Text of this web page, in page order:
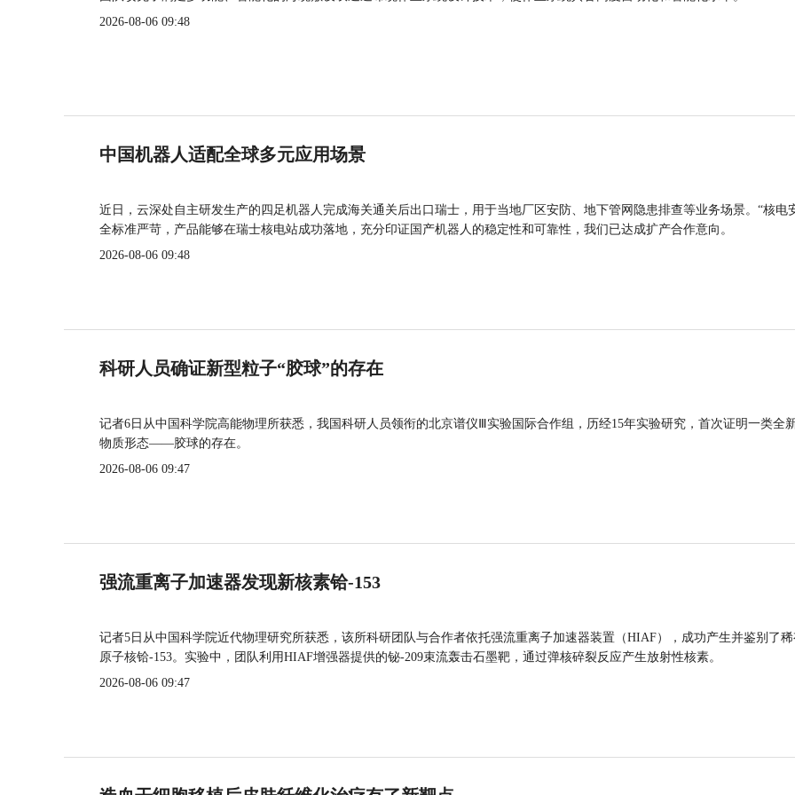
2026-08-06 09:48
中国机器人适配全球多元应用场景
近日，云深处自主研发生产的四足机器人完成海关通关后出口瑞士，用于当地厂区安防、地下管网隐患排查等业务场景。“核电
全标准严苛，产品能够在瑞士核电站成功落地，充分印证国产机器人的稳定性和可靠性，我们已达成扩产合作意向。
2026-08-06 09:48
科研人员确证新型粒子“胶球”的存在
记者6日从中国科学院高能物理所获悉，我国科研人员领衔的北京谱仪Ⅲ实验国际合作组，历经15年实验研究，首次证明一类全
物质形态——胶球的存在。
2026-08-06 09:47
强流重离子加速器发现新核素铪-153
记者5日从中国科学院近代物理研究所获悉，该所科研团队与合作者依托强流重离子加速器装置（HIAF），成功产生并鉴别了
原子核铪-153。实验中，团队利用HIAF增强器提供的铋-209束流轰击石墨靶，通过弹核碎裂反应产生放射性核素。
2026-08-06 09:47